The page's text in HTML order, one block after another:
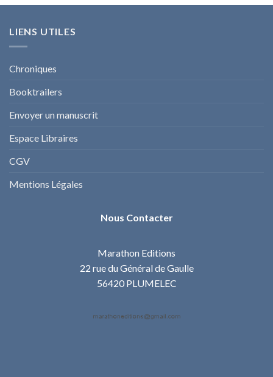
LIENS UTILES
Chroniques
Booktrailers
Envoyer un manuscrit
Espace Libraires
CGV
Mentions Légales
Nous Contacter
Marathon Editions
22 rue du Général de Gaulle
56420 PLUMELEC